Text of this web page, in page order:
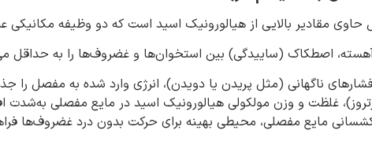
مقادیر بالایی از هیالورونیک اسید است که دو وظیفه مکانیکی
اصطکاک (ساییدگی) بین استخوان‌ها و غضروف‌ها را به حداقل
ناگهانی (مثل پریدن یا دویدن)، انرژی وارد شده به مفصل
(آرتروز)، غلظت و وزن مولکولی هیالورونیک اسید در مایع مفصلی
کشسانی مایع مفصلی، محیطی بهینه برای حرکت بدون درد غضروف‌ها